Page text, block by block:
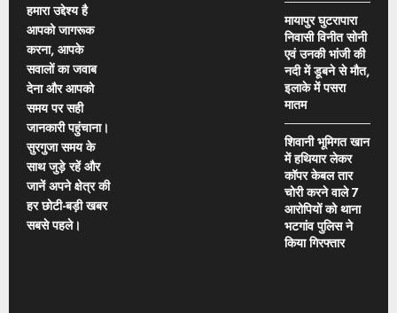
हमारा उद्देश्य है
आपको जागरूक
करना, आपके
सवालों का जवाब
देना और आपको
समय पर सही
जानकारी पहुंचाना।
सुरगुजा समय के
साथ जुड़े रहें और
जानें अपने क्षेत्र की
हर छोटी-बड़ी खबर
सबसे पहले।
मायापुर घुटरापारा
निवासी विनीत सोनी
एवं उनकी भांजी की
नदी में डूबने से मौत,
इलाके में पसरा
मातम
शिवानी भूमिगत खान
में हथियार लेकर
कॉपर केबल तार
चोरी करने वाले 7
आरोपियों को थाना
भटगांव पुलिस ने
किया गिरफ्तार